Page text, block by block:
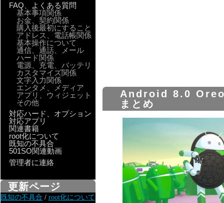
Android 8.0 Oreo
まとめ
FAQ、よくある質問
基本事項関係
お金、契約関係
購入後最初にすること
アドレス、電話帳関係
基本操作について
通信、通話、メール
ハード関係
電源、充電、バッテリ
カスタマイズ関係
文字入力関係
エンタメ、メディア
アプリ、ウィジェット
その他
対応ハード、オプション
対応アプリ
関連書籍
root化について
既知の不具合
501SO関連動画
管理者に連絡
更新ページ
既知の不具合 / root化について